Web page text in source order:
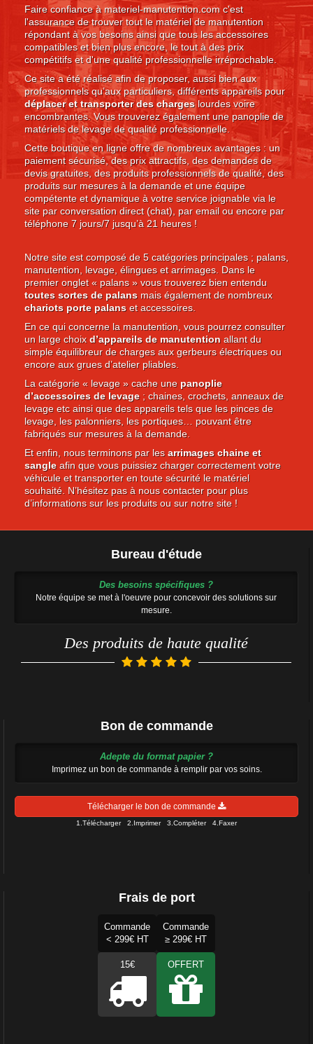
Faire confiance à materiel-manutention.com c'est
l'assurance de trouver tout le matériel de manutention
répondant à vos besoins ainsi que tous les accessoires
compatibles et bien plus encore, le tout à des prix
compétitifs et d'une qualité professionnelle irréprochable.
Ce site a été réalisé afin de proposer, aussi bien aux
professionnels qu’aux particuliers, différents appareils pour
déplacer et transporter des chargeslourdes voire
encombrantes. Vous trouverez également une panoplie de
matériels de levage de qualité professionnelle.
Cette boutique en ligne offre de nombreux avantages : un
paiement sécurisé, des prix attractifs, des demandes de
devis gratuites, des produits professionnels de qualité, des
produits sur mesures à la demande et une équipe
compétente et dynamique à votre service joignable via le
site par conversation direct (chat), par email ou encore par
téléphone 7 jours/7 jusqu’à 21 heures !
Notre site est composé de 5 catégories principales ; palans,
manutention, levage, élingues et arrimages. Dans le
premier onglet « palans » vous trouverez bien entendu
toutes sortes de palans mais également de nombreux
chariots porte palans et accessoires.
En ce qui concerne la manutention, vous pourrez consulter
un large choixd’appareils de manutention allant du
simple équilibreur de charges aux gerbeurs électriques ou
encore aux grues d’atelier pliables.
La catégorie « levage » cache une panoplie
d’accessoires de levage; chaines, crochets, anneaux de
levage etc ainsi que des appareils tels que les pinces de
levage, les palonniers, les portiques… pouvant être
fabriqués sur mesures à la demande.
Et enfin, nous terminons par lesarrimages chaine et
sangleafin que vous puissiez charger correctement votre
véhicule et transporter en toute sécurité le matériel
souhaité. N’hésitez pas à nous contacter pour plus
d’informations sur les produits ou sur notre site !
Bureau d'étude
Des besoins spécifiques ?
Notre équipe se met à l'oeuvre pour concevoir des solutions sur
mesure.
Des produits de haute qualité
Bon de commande
Adepte du format papier ?
Imprimez un bon de commande à remplir par vos soins.
Télécharger le bon de commande
1.Télécharger 2.Imprimer 3.Compléter 4.Faxer
Frais de port
Commande
< 299€ HT
Commande
≥ 299€ HT
15€ OFFERT